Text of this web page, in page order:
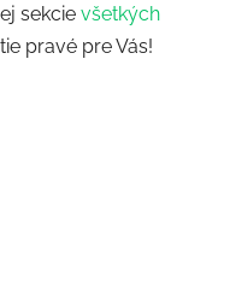
sekcie všetkých
pravé pre Vás!